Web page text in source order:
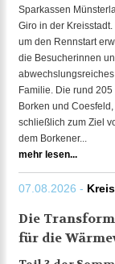
Sparkassen
Giro in der Kreisstadt.
um den Rennstart
die Besucherinnen
Familie. Die rund
Borken und
schließlich zum Ziel
dem Borkener...
mehr lesen...
07.08.2026 -
Die
für die